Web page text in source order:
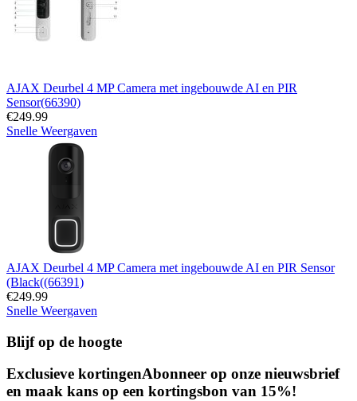
AJAX Deurbel 4 MP Camera met ingebouwde AI en PIR
Sensor(66390)
€249.99
Snelle Weergaven
AJAX Deurbel 4 MP Camera met ingebouwde AI en PIR Sensor
(Black((66391)
€249.99
Snelle Weergaven
Blijf op de hoogte
Exclusieve kortingenAbonneer op onze nieuwsbrief
en maak kans op een kortingsbon van 15%!